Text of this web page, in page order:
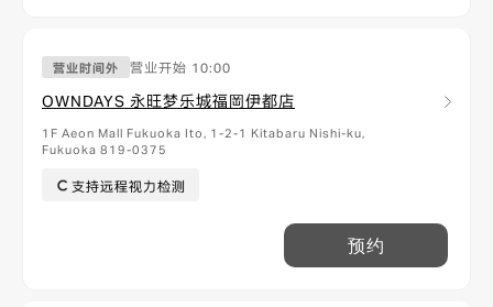
营业时间外 营业开始 10:00
OWNDAYS 永旺梦乐城福岡伊都店
1F Aeon Mall Fukuoka Ito, 1-2-1 Kitabaru Nishi-ku,
Fukuoka 819-0375
支持远程视力检测
预约